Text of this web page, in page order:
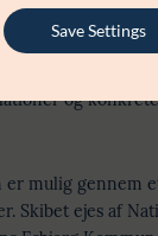
begynder at tro
han, og peger
og
er mulig gennem
Skibet ejes af
Save Settings